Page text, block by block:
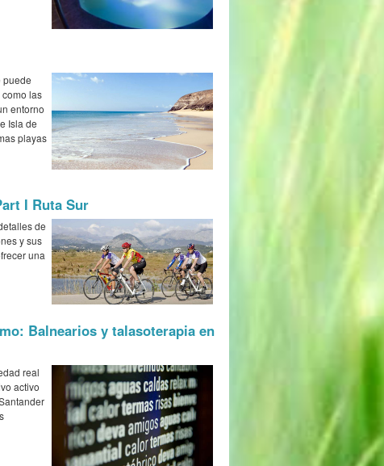
puede
las
entorno
Isla de
playas
I Ruta Sur
de
y sus
una
Balnearios y talasoterapia en
real
activo